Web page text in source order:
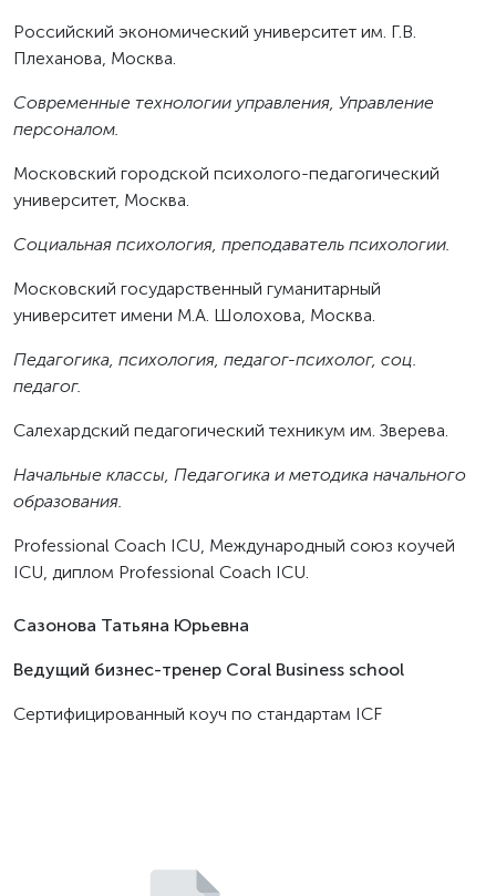
Российский экономический университет им. Г.В.
Плеханова, Москва.
Современные технологии управления, Управление
персоналом.
Московский городской психолого-педагогический
университет, Москва.
Социальная психология, преподаватель психологии.
Московский государственный гуманитарный
университет имени М.А. Шолохова, Москва.
Педагогика, психология, педагог-психолог, соц.
педагог.
Салехардский педагогический техникум им. Зверева.
Начальные классы, Педагогика и методика начального
образования.
Professional Coach ICU, Международный союз коучей
ICU, диплом Professional Coach ICU.
Сазонова Татьяна Юрьевна
Ведущий бизнес-тренер Coral Business school
Сертифицированный коуч по стандартам ICF